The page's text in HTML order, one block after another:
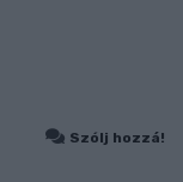
Szólj hozzá!